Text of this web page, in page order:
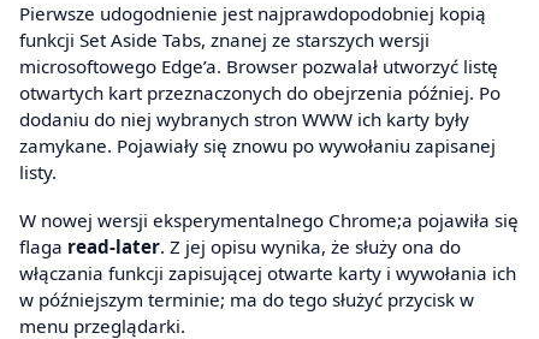
Pierwsze udogodnienie jest najprawdopodobniej kopią
funkcji Set Aside Tabs, znanej ze starszych wersji
microsoftowego Edge’a. Browser pozwalał utworzyć listę
otwartych kart przeznaczonych do obejrzenia później. Po
dodaniu do niej wybranych stron WWW ich karty były
zamykane. Pojawiały się znowu po wywołaniu zapisanej
listy.
W nowej wersji eksperymentalnego Chrome;a pojawiła się
flaga read-later. Z jej opisu wynika, że służy ona do
włączania funkcji zapisującej otwarte karty i wywołania ich
w późniejszym terminie; ma do tego służyć przycisk w
menu przeglądarki.